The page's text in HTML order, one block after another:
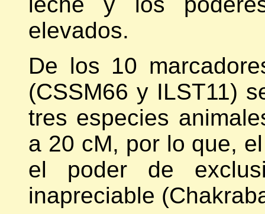
elevados.
De los 10
(CSSM66 y ILST11)
tres especies
a 20 cM, por lo que,
el poder de
inapreciable